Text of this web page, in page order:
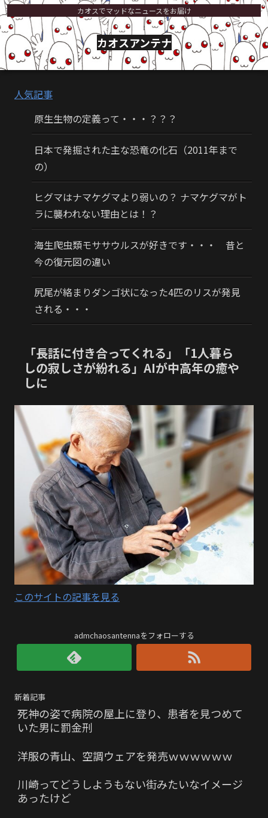
カオスでマッドなニュースをお届け
カオスアンテナ
人気記事
原生生物の定義って・・・？？？
日本で発掘された主な恐竜の化石（2011年まで
の）
ヒグマはナマケグマより弱いの？ ナマケグマがト
ラに襲われない理由とは！？
海生爬虫類モササウルスが好きです・・・ 昔と
今の復元図の違い
尻尾が絡まりダンゴ状になった4匹のリスが発見
される・・・
「長話に付き合ってくれる」「1人暮ら
しの寂しさが紛れる」AIが中高年の癒や
しに
このサイトの記事を見る
admchaosantennaをフォローする
新着記事
死神の姿で病院の屋上に登り、患者を見つめて
いた男に罰金刑
洋服の青山、空調ウェアを発売ｗｗｗｗｗｗ
川崎ってどうしようもない街みたいなイメージ
あったけど